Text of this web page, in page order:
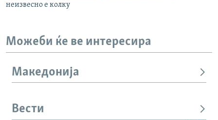
неизвесно е колку
Можеби ќе ве интересира
Македонија
Вести